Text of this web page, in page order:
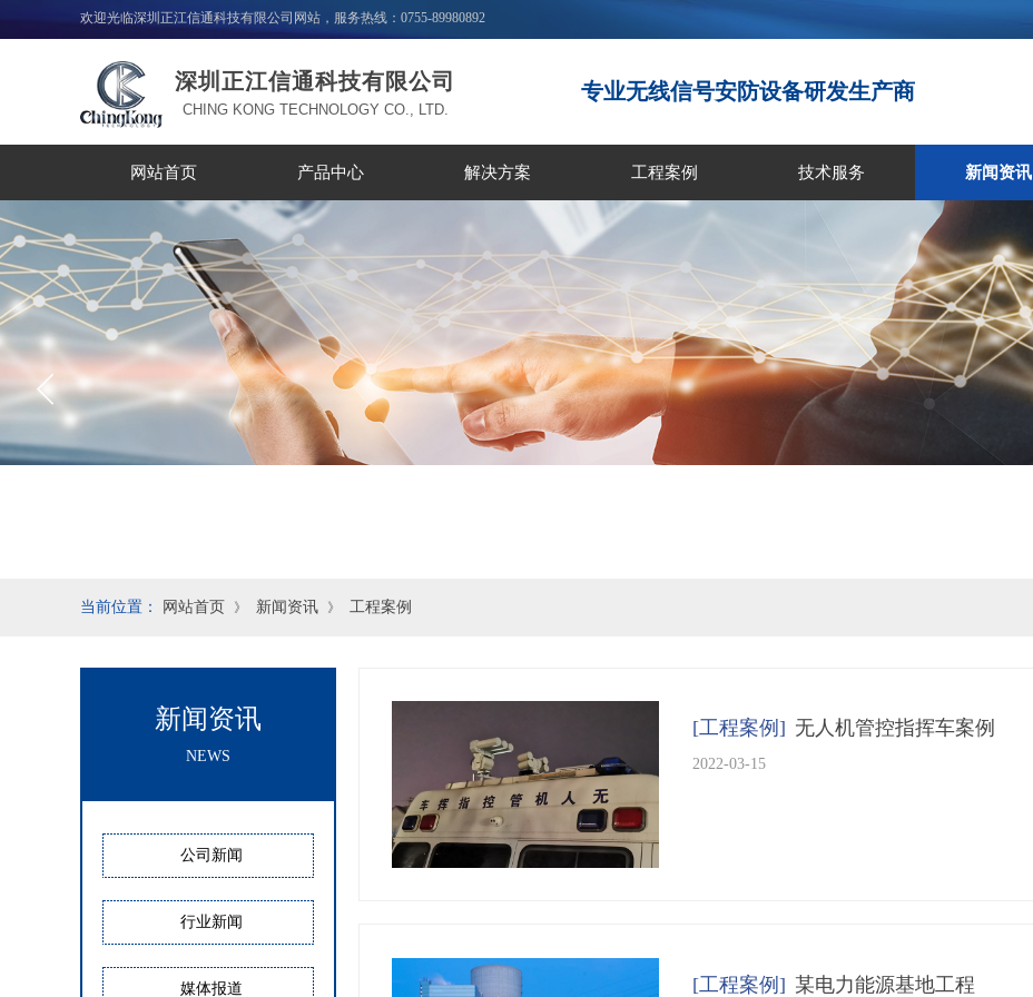
欢迎光临深圳正江信通科技有限公司网站，服务热线：0755-89980892
专业无线信号安防设备研发生产商
CHING KONG TECHNOLOGY CO., LTD.
深圳正江信通科技有限公司
网站首页 产品中心 解决方案 工程案例 技术服务 新闻资讯
网站首页 》 新闻资讯 》 工程案例
当前位置：
新闻资讯
NEWS
公司新闻
行业新闻
媒体报道
[工程案例] 无人机管控指挥车案例
2022-03-15
[工程案例] 某电力能源基地工程